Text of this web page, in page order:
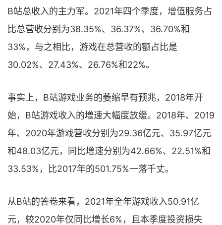
B站总收入的主力军。2021年四个季度，增值服务占
比总营收分别为38.35%、36.37%、36.70%和
33%，与之相比，游戏在总营收的额占比是
30.02%、27.43%、26.76%和22%。
事实上，B站游戏业务的萎缩早有预兆，2018年开
始，B站游戏收入的增速大幅度放缓。2018年、2019
年、2020年游戏营收分别为29.36亿元、35.97亿元
和48.03亿元，同比增速分别为42.66%、22.51%和
33.53%，比2017年的501.75%一落千丈。
从B站的答卷来看，2021年全年游戏收入50.91亿
元，较2020年仅同比增长6%，且本季度投资损失